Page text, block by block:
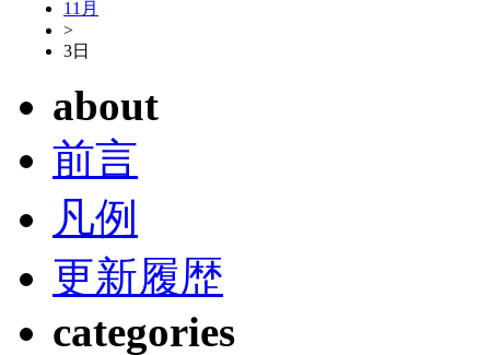
11月
>
3日
about
前言
凡例
更新履歴
categories